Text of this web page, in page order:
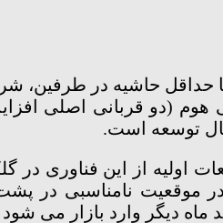
حاشیه در طرفین،
(دو قربانی اصلی
توسعه است.
در موقعیت نامناسبی